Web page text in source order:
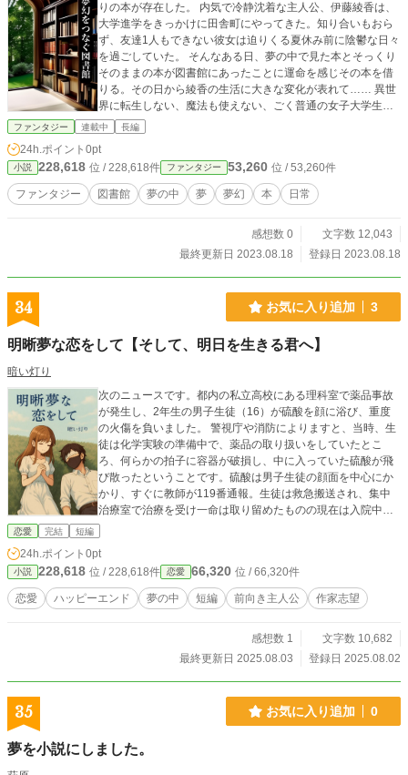
りの本が存在した。 内気で冷静沈着な主人公、伊藤綾香は、
大学進学をきっかけに田舎町にやってきた。知り合いもおら
ず、友達1人もできない彼女は迫りくる夏休み前に陰鬱な日々
を過ごしていた。 そんなある日、夢の中で見た本とそっくり
そのままの本が図書館にあったことに運命を感じその本を借
りる。その日から綾香の生活に大きな変化が表れて…… 異世
界に転生しない、魔法も使えない、ごく普通の女子大学生主
人公が夢の中の本を頼りに新たな価値観に触れ成長するリア
ィクションです。登場する人物・団体・名称等は架空であ
り、実在のものとは関係ありません。
ファンタジー 連載中 長編
24h.ポイント 0pt
小説 228,618 位 / 228,618件 ファンタジー 53,260 位 / 53,260件
ファンタジー 図書館 夢の中 夢 夢幻 本 日常
感想数 0
文字数 12,043
最終更新日 2023.08.18
登録日 2023.08.18
34 お気に入り追加 3
明晰夢な恋をして【そして、明日を生きる君へ】
暗い灯り
次のニュースです。都内の私立高校にある理科室で薬品事故
が発生し、2年生の男子生徒（16）が硫酸を顔に浴び、重度
の火傷を負いました。 警視庁や消防によりますと、当時、生
徒は化学実験の準備中で、薬品の取り扱いをしていたとこ
ろ、何らかの拍子に容器が破損し、中に入っていた硫酸が飛
び散ったということです。硫酸は男子生徒の顔面を中心にか
かり、すぐに教師が119番通報。生徒は救急搬送され、集中
治療室で治療を受け一命は取り留めたものの現在は入院中と
のことです。 現場となった理科室には他にも複数の生徒がい
「安全管理には十分注意していたが、このような事故が起き
てしまい、大変重く受け止めている。原因究明と再発防止に
全力で取り組む」とコメントしています。 警視庁は、薬品の
保管状況や事故当時の状況について、関係者からの聞き取り
恋愛 完結 短編
24h.ポイント 0pt
小説 228,618 位 / 228,618件 恋愛 66,320 位 / 66,320件
恋愛 ハッピーエンド 夢の中 短編 前向き主人公 作家志望
感想数 1
文字数 10,682
最終更新日 2025.08.03
登録日 2025.08.02
35 お気に入り追加 0
夢を小説にしました。